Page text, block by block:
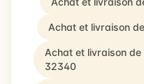
Achat et livraison
Achat et livraison
32340